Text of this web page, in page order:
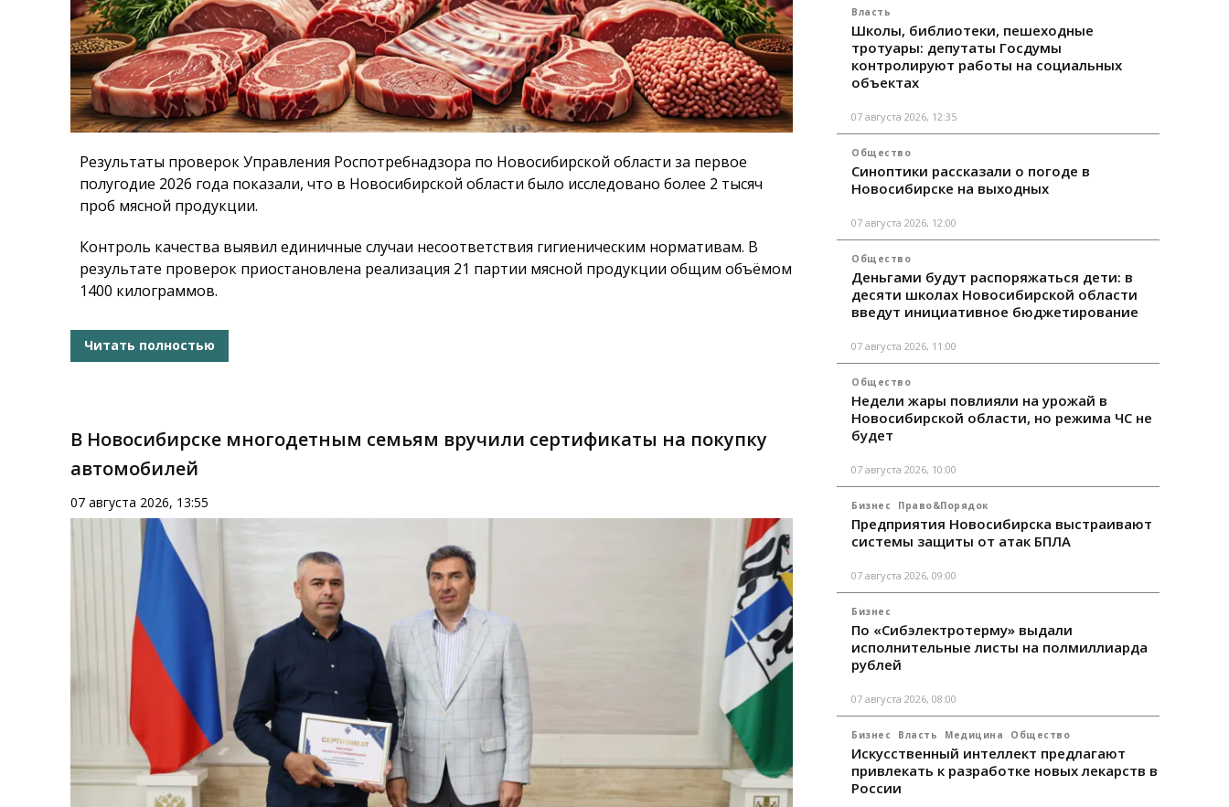
Результаты проверок Управления Роспотребнадзора по Новосибирской области за первое
полугодие 2026 года показали, что в Новосибирской области было исследовано более 2 тысяч
проб мясной продукции.
Контроль качества выявил единичные случаи несоответствия гигиеническим нормативам. В
результате проверок приостановлена реализация 21 партии мясной продукции общим объёмом
1400 килограммов.
Читать полностью
В Новосибирске многодетным семьям вручили сертификаты на покупку
автомобилей
07 августа 2026, 13:55
Власть
Школы, библиотеки, пешеходные
тротуары: депутаты Госдумы
контролируют работы на социальных
объектах
07 августа 2026, 12:35
Общество
Синоптики рассказали о погоде в
Новосибирске на выходных
07 августа 2026, 12:00
Общество
Деньгами будут распоряжаться дети: в
десяти школах Новосибирской области
введут инициативное бюджетирование
07 августа 2026, 11:00
Общество
Недели жары повлияли на урожай в
Новосибирской области, но режима ЧС не
будет
07 августа 2026, 10:00
Бизнес Право&Порядок
Предприятия Новосибирска выстраивают
системы защиты от атак БПЛА
07 августа 2026, 09:00
Бизнес
По «Сибэлектротерму» выдали
исполнительные листы на полмиллиарда
рублей
07 августа 2026, 08:00
Бизнес Власть Медицина Общество
Искусственный интеллект предлагают
привлекать к разработке новых лекарств в
России